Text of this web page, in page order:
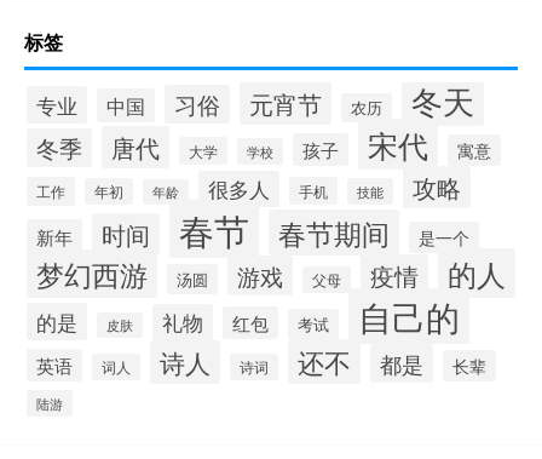
标签
专业 中国 习俗 元宵节 农历 冬天
冬季 唐代 大学 学校 孩子 宋代 寓意
工作 年初 年龄 很多人 手机 技能 攻略
新年 时间 春节 春节期间 是一个
梦幻西游 汤圆 游戏 父母 疫情 的人
的是 皮肤 礼物 红包 考试 自己的
英语 词人 诗人 诗词 还不 都是 长辈
陆游